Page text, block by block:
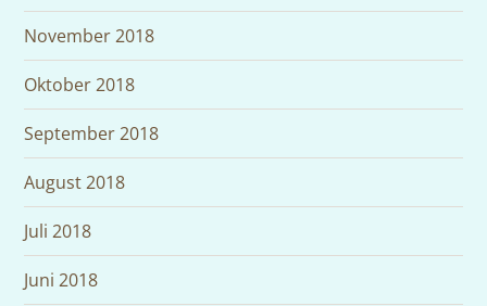
November 2018
Oktober 2018
September 2018
August 2018
Juli 2018
Juni 2018